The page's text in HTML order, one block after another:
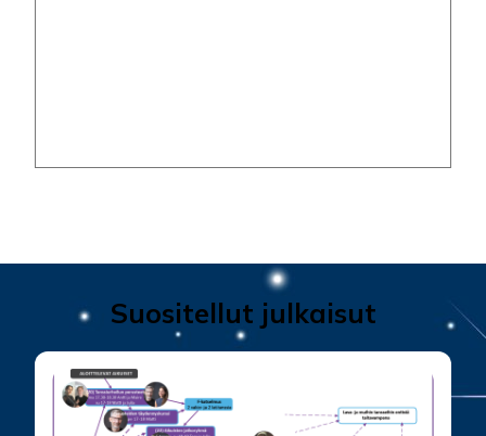
Suositellut julkaisut